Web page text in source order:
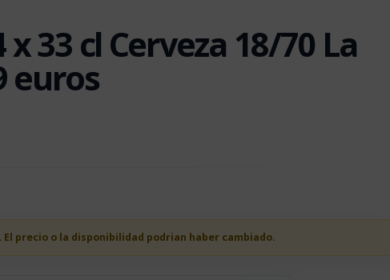
x 33 cl Cerveza 18/70 La
euros
El precio o la disponibilidad podrian haber cambiado.